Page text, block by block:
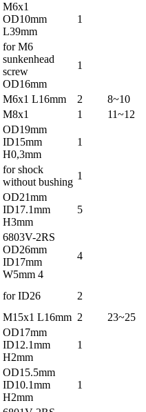
M6x1
OD10mm
L39mm
1
for M6
sunkenhead
screw
OD16mm
1
M6x1 L16mm 2
8~10
M8x1 1 11~12
OD19mm
ID15mm
H0,3mm
1
for shock
without bushing
1
OD21mm
ID17.1mm
H3mm
5
6803V-2RS
OD26mm
ID17mm
W5mm 4
4
for ID26
2
M15x1 L16mm 2 23~25
OD17mm
ID12.1mm
H2mm
1
OD15.5mm
ID10.1mm
H2mm
1